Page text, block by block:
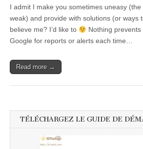
I admit I make you sometimes uneasy
weak) and provide with solutions (or ways
believe me? I’d like to
Nothing
Google for reports or alerts each time…
Read more →
TÉLÉCHARGEZ LE GUIDE DE